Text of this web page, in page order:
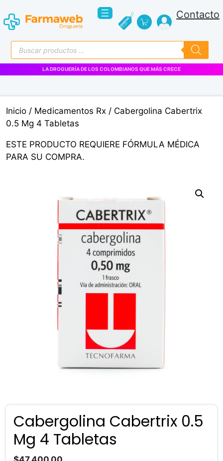
al
contenido
Contacto
Búsqueda
de
productos
LA DROGUERÍA DE LOS COLOMBIANOS QUE MÁS CRECE
Inicio / Medicamentos Rx / Cabergolina Cabertrix
0.5 Mg 4 Tabletas
ESTE PRODUCTO REQUIERE FÓRMULA MÉDICA
PARA SU COMPRA.
Cabergolina Cabertrix 0.5
Mg 4 Tabletas